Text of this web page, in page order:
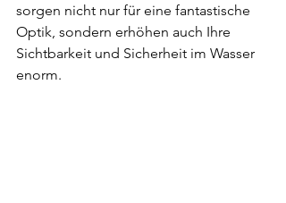
sorgen nicht nur für eine fantastische
Optik, sondern erhöhen auch Ihre
Sichtbarkeit und Sicherheit im Wasser
enorm.